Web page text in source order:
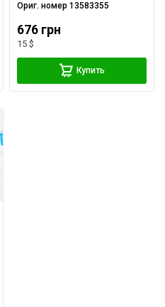
Ориг. номер13583355
676 грн
15 $
Купить